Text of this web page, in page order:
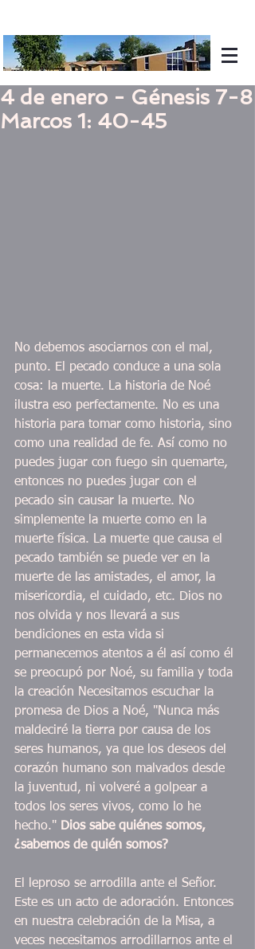
4 de enero - Génesis 7-8
Marcos 1: 40-45
No debemos asociarnos con el mal,
punto. El pecado conduce a una sola
cosa: la muerte. La historia de Noé
ilustra eso perfectamente. No es una
historia para tomar como historia, sino
como una realidad de fe. Así como no
puedes jugar con fuego sin quemarte,
entonces no puedes jugar con el
pecado sin causar la muerte. No
simplemente la muerte como en la
muerte física. La muerte que causa el
pecado también se puede ver en la
muerte de las amistades, el amor, la
misericordia, el cuidado, etc. Dios no
nos olvida y nos llevará a sus
bendiciones en esta vida si
permanecemos atentos a él así como él
se preocupó por Noé, su familia y toda
la creación Necesitamos escuchar la
promesa de Dios a Noé, "Nunca más
maldeciré la tierra por causa de los
seres humanos, ya que los deseos del
corazón humano son malvados desde
la juventud, ni volveré a golpear a
todos los seres vivos, como lo he
hecho." Dios sabe quiénes somos,
¿sabemos de quién somos?
El leproso se arrodilla ante el Señor.
Este es un acto de adoración. Entonces
en nuestra celebración de la Misa, a
veces necesitamos arrodillarnos ante el